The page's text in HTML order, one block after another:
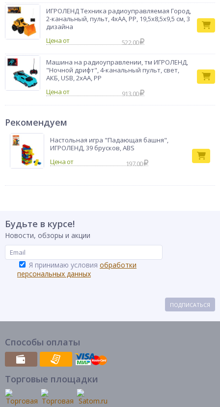
ИГРОЛЕНД Техника радиоуправляемая Город,
2-канальный, пульт, 4хАА, PP, 19,5х8,5х9,5 см, 3
дизайна
Цена от
522.00
Машина на радиоуправлении, тм ИГРОЛЕНД,
"Ночной дрифт", 4-канальный пульт, свет,
АКБ, USB, 2хАА, PP
Цена от
913.00
Рекомендуем
Настольная игра "Падающая башня",
ИГРОЛЕНД, 39 брусков, ABS
197.00
Будьте в курсе!
Новости, обзоры и акции
Я принимаю условия обработки
персональных данных
ПОДПИСАТЬСЯ
Способы оплаты
Торговые площадки